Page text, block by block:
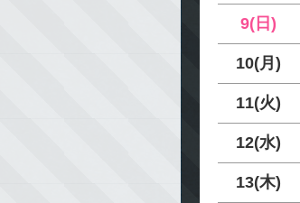
9(日)
10(月)
11(火)
12(水)
13(木)